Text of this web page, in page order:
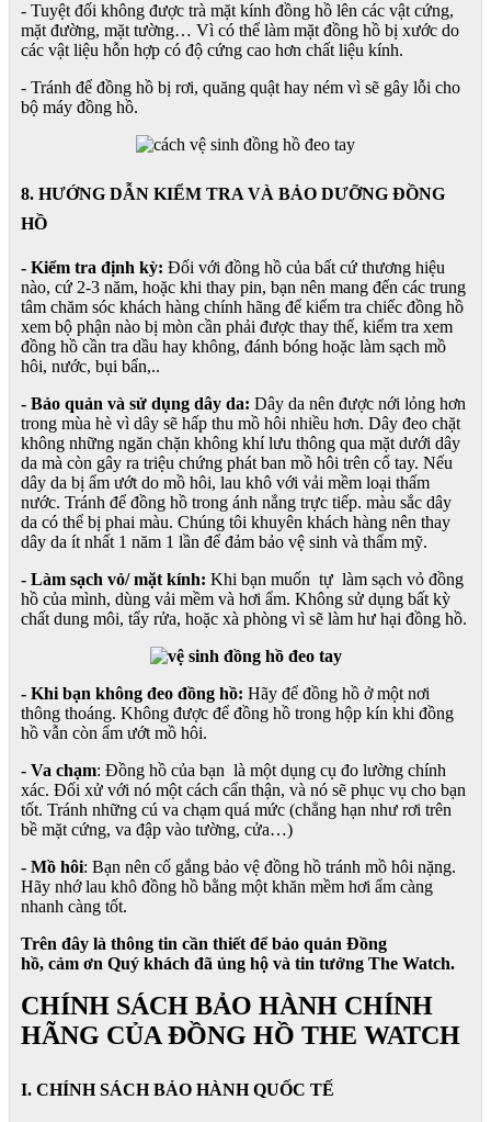
- Tuyệt đối không được trà mặt kính đồng hồ lên các vật cứng,
mặt đường, mặt tường… Vì có thể làm mặt đồng hồ bị xước do
các vật liệu hỗn hợp có độ cứng cao hơn chất liệu kính.
- Tránh để đồng hồ bị rơi, quăng quật hay ném vì sẽ gây lỗi cho
bộ máy đồng hồ.
8. HƯỚNG DẪN KIỂM TRA VÀ BẢO DƯỠNG ĐỒNG
HỒ
- Kiểm tra định kỳ: Đối với đồng hồ của bất cứ thương hiệu
nào, cứ 2-3 năm, hoặc khi thay pin, bạn nên mang đến các trung
tâm chăm sóc khách hàng chính hãng để kiểm tra chiếc đồng hồ
xem bộ phận nào bị mòn cần phải được thay thế, kiểm tra xem
đồng hồ cần tra dầu hay không, đánh bóng hoặc làm sạch mồ
hôi, nước, bụi bẩn,..
- Bảo quản và sử dụng dây da: Dây da nên được nới lỏng hơn
trong mùa hè vì dây sẽ hấp thu mồ hôi nhiều hơn. Dây đeo chặt
không những ngăn chặn không khí lưu thông qua mặt dưới dây
da mà còn gây ra triệu chứng phát ban mồ hôi trên cổ tay. Nếu
dây da bị ẩm ướt do mồ hôi, lau khô với vải mềm loại thấm
nước. Tránh để đồng hồ trong ánh nắng trực tiếp. màu sắc dây
da có thể bị phai màu. Chúng tôi khuyên khách hàng nên thay
dây da ít nhất 1 năm 1 lần để đảm bảo vệ sinh và thẩm mỹ.
- Làm sạch vỏ/ mặt kính: Khi bạn muốn tự làm sạch vỏ đồng
hồ của mình, dùng vải mềm và hơi ẩm. Không sử dụng bất kỳ
chất dung môi, tẩy rửa, hoặc xà phòng vì sẽ làm hư hại đồng hồ.
- Khi bạn không đeo đồng hồ: Hãy để đồng hồ ở một nơi
thông thoáng. Không được để đồng hồ trong hộp kín khi đồng
hồ vẫn còn ẩm ướt mồ hôi.
- Va chạm: Đồng hồ của bạn là một dụng cụ đo lường chính
xác. Đối xử với nó một cách cẩn thận, và nó sẽ phục vụ cho bạn
tốt. Tránh những cú va chạm quá mức (chẳng hạn như rơi trên
bề mặt cứng, va đập vào tường, cửa…)
- Mồ hôi: Bạn nên cố gắng bảo vệ đồng hồ tránh mồ hôi nặng.
Hãy nhớ lau khô đồng hồ bằng một khăn mềm hơi ẩm càng
nhanh càng tốt.
Trên đây là thông tin cần thiết để bảo quản Đồng
hồ, cảm ơn Quý khách đã ủng hộ và tin tưởng The Watch.
CHÍNH SÁCH BẢO HÀNH CHÍNH
HÃNG CỦA ĐỒNG HỒ THE WATCH
I. CHÍNH SÁCH BẢO HÀNH QUỐC TẾ